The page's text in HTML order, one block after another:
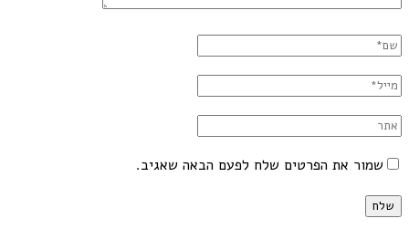
שמור את הפרטים שלח לפעם הבאה שאגיב.